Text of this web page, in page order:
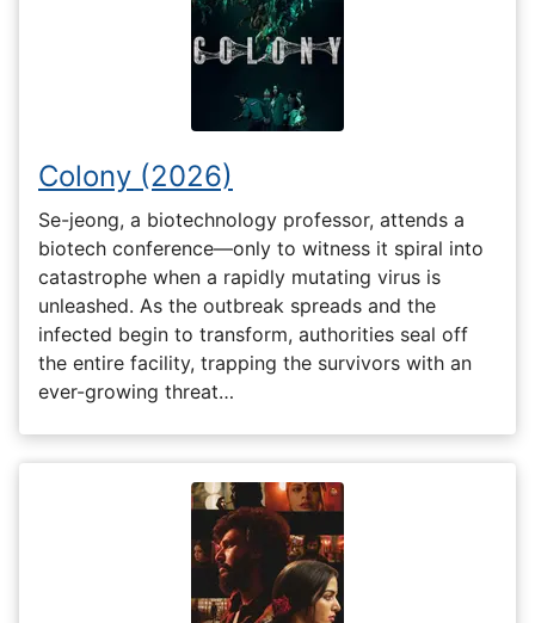
Colony (2026)
Se-jeong, a biotechnology professor, attends a
biotech conference—only to witness it spiral into
catastrophe when a rapidly mutating virus is
unleashed. As the outbreak spreads and the
infected begin to transform, authorities seal off
the entire facility, trapping the survivors with an
ever-growing threat…